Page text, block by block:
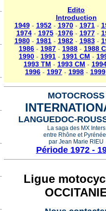
Edito
Introduction
1949- 1952- 1970- 1971-
1974- 1975-1976- 1977-
1980- 1981- 1982- 1983-
1986 - 1987 - 1988 - 1988
1990 - 1991 - 1991 CM -
1993 TM - 1993 CM -
1996 - 1997 - 1998 - 1999
MOTOCROSS
LANGUEDOC-
La saga des MX Inters
entre Rhône et
par Jean Marie RIEU
Période 1972 -
Ligue